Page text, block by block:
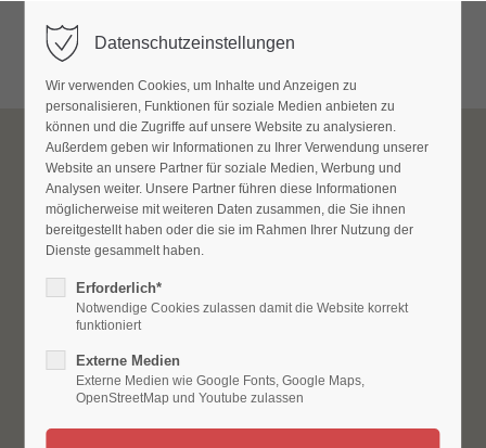
Datenschutzeinstellungen
Wir verwenden Cookies, um Inhalte und Anzeigen zu
personalisieren, Funktionen für soziale Medien anbieten zu
können und die Zugriffe auf unsere Website zu analysieren.
Außerdem geben wir Informationen zu Ihrer Verwendung unserer
Website an unsere Partner für soziale Medien, Werbung und
Analysen weiter. Unsere Partner führen diese Informationen
möglicherweise mit weiteren Daten zusammen, die Sie ihnen
bereitgestellt haben oder die sie im Rahmen Ihrer Nutzung der
Dienste gesammelt haben.
Erforderlich*
Notwendige Cookies zulassen damit die Website korrekt
funktioniert
Externe Medien
Externe Medien wie Google Fonts, Google Maps,
OpenStreetMap und Youtube zulassen